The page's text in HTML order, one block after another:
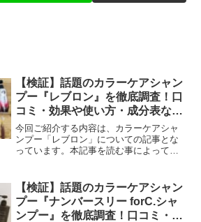
【検証】話題のカラーケアシャン
プー『レブロン』を徹底調査！口
コミ・効果や使い方・成分表など
も一挙紹介！
今回ご紹介する内容は、カラーケアシャ
ンプー「レブロン」についての記事とな
っています。本記事を読む事によって、
実際に検証や、カラーケアシャンプーの
使用方法などをまとめまし...
【検証】話題のカラーケアシャン
プー『ナンバースリー forC.シャ
ンプー』を徹底調査！口コミ・効